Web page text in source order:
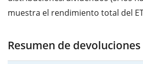
muestra el rendimiento total del
Resumen de devoluciones